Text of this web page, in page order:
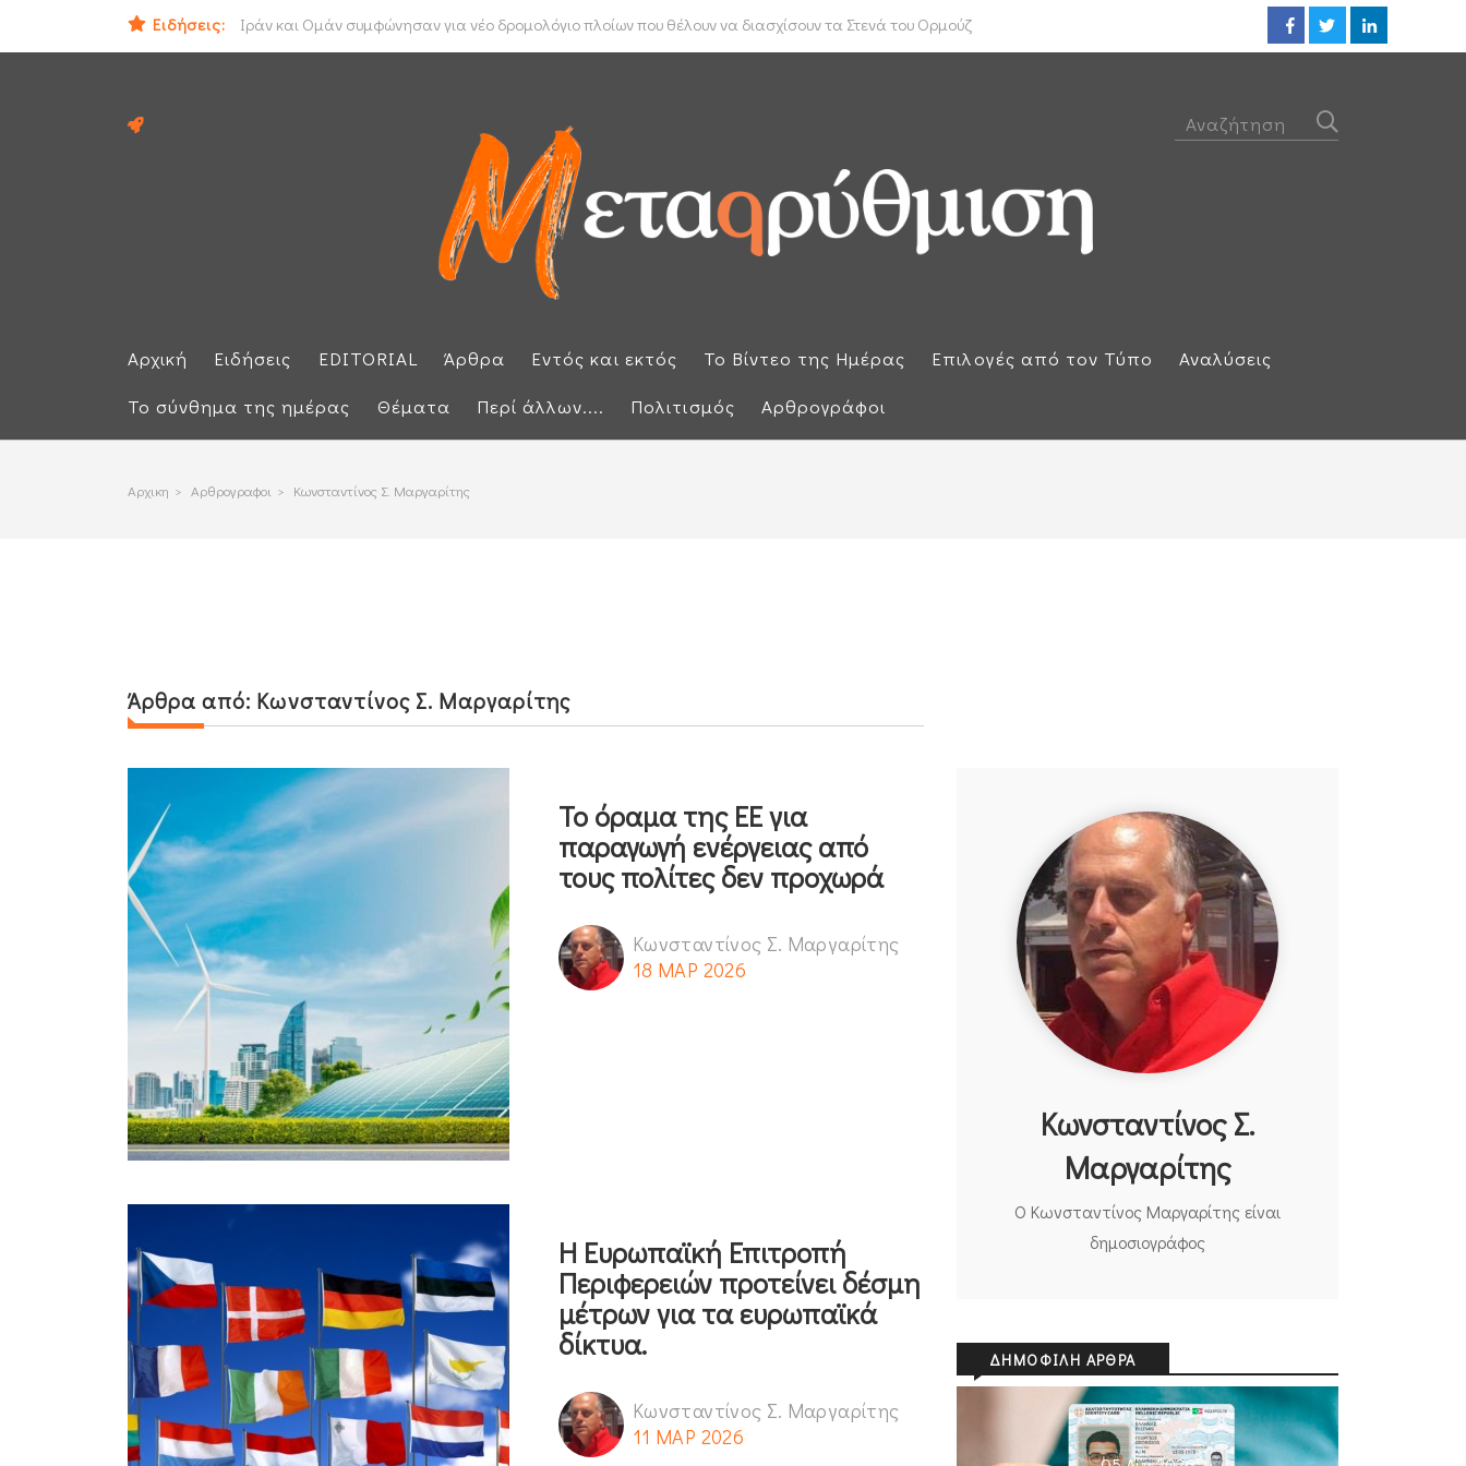
Ειδήσεις: Ηλεκτρική διασύνδεση Ελλάδας - Κύπρου: «Έπεσαν» οι υπογραφές με τον γαλλικό κολοσσό Meridiam ΕΕ: Αλληλεγγύη στην
Αρχική Ειδήσεις EDITORIAL Άρθρα Εντός και εκτός Το Βίντεο της Ημέρας Επιλογές από τον Τύπο
Αναλύσεις
Το σύνθημα της ημέρας
Θέματα Περί άλλων.... Πολιτισμός Αρθρογράφοι
Αρχικη > Αρθρογραφοι > Κωνσταντίνος Σ. Μαργαρίτης
Άρθρα από: Κωνσταντίνος Σ. Μαργαρίτης
Το όραμα της ΕΕ για
παραγωγή ενέργειας από
τους πολίτες δεν προχωρά
Κωνσταντίνος Σ. Μαργαρίτης
18 ΜΑΡ 2026
Η Ευρωπαϊκή Επιτροπή
Περιφερειών προτείνει δέσμη
μέτρων για τα ευρωπαϊκά
δίκτυα.
Κωνσταντίνος Σ. Μαργαρίτης
11 ΜΑΡ 2026
Κωνσταντίνος Σ.
Μαργαρίτης
Ο Κωνσταντίνος Μαργαρίτης είναι
δημοσιογράφος
ΔΗΜΟΦΙΛΉ ΆΡΘΡΑ